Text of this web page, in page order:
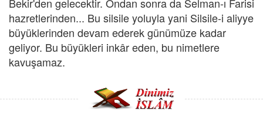
hazretlerinden... Bu silsile yoluyla yani Silsile-i aliyye
büyüklerinden devam ederek günümüze kadar
geliyor. Bu büyükleri inkâr eden, bu nimetlere
kavuşamaz.